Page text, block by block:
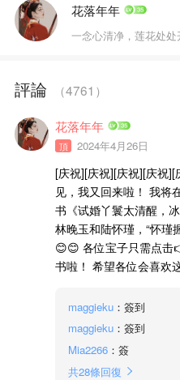
花落年年
一念心清净，莲花处处
評論 （4761 ）
花落年年
頂 2024年4月26日
[庆祝][庆祝][庆祝][庆祝
见，我又回来啦！ 我将
书《试婚丫鬟太清醒，
林晚玉和陆怀瑾，“怀瑾
😊😊 各位宝子只需点
书啦！ 希望各位会喜欢
maggieku：簽到
maggieku：簽到
Mia2266：簽
共28條回復